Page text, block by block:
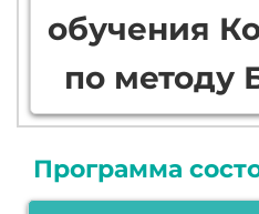
обучения
по методу
Программа